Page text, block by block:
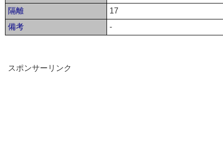
隔離
17
備考
-
スポンサーリンク